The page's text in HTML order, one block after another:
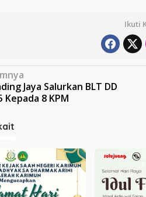
Ikuti
Jaya Salurkan BLT DD
Kepada 8 KPM